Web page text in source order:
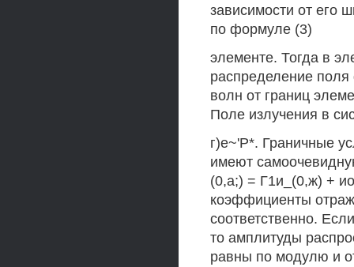
зависимости от его
по формуле (3)
элементе. Тогда в
распределение поля
волн от границ
Поле излучения в
г)е~'Р*. Граничные
имеют
(0,а;) = Г1и_(0,ж) +
коэффициенты
соответственно.
то амплитуды
равны по модулю и